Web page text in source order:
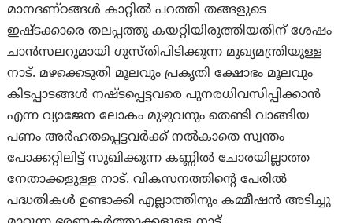
മാനദണ്ഠങ്ങൾ കാറ്റിൽ പറത്തി തങ്ങളുടെ
ഇഷ്ടക്കാരെ തലപ്പത്തു കയറ്റിയിരുത്തിയതിന് ശേഷം
ചാൻസലറുമായി ഗുസ്തിപിടിക്കുന്ന മുഖ്യമന്ത്രിയുള്ള
നാട്. മഴക്കെടുതി മൂലവും പ്രകൃതി ക്ഷോഭം മൂലവും
കിടപ്പാടങ്ങൾ നഷ്ടപ്പെട്ടവരെ പുനരധിവസിപ്പിക്കാൻ
എന്ന വ്യാജേന ലോകം മുഴുവനും തെണ്ടി വാങ്ങിയ
പണം അർഹതപ്പെട്ടവർക്ക് നൽകാതെ സ്വന്തം
പോക്കറ്റിലിട്ട് സുഖിക്കുന്ന കണ്ണിൽ ചോരയില്ലാത്ത
നേതാക്കളുള്ള നാട്. വികസനത്തിന്റെ പേരിൽ
പദ്ധതികൾ ഉണ്ടാക്കി എല്ലാത്തിനും കമ്മീഷൻ അടിച്ചു